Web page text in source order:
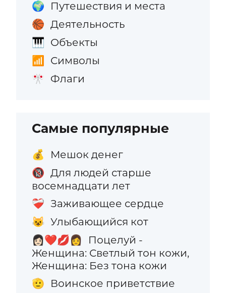
🌍 Путешествия и места
🏀 Деятельность
🎹 Объекты
📶 Символы
🎌 Флаги
Самые популярные
💰 Мешок денег
🔞 Для людей старше
восемнадцати лет
❤️‍🩹 Заживающее сердце
😺 Улыбающийся кот
👩🏻‍❤️‍💋‍👩
Поцелуй -
Женщина: Светлый тон кожи,
Женщина: Без тона кожи
🫡 Воинское приветствие